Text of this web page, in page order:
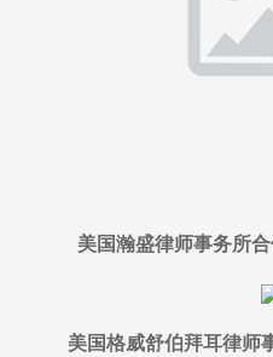
美国瀚盛律师事务所
美国格威舒伯拜耳律师